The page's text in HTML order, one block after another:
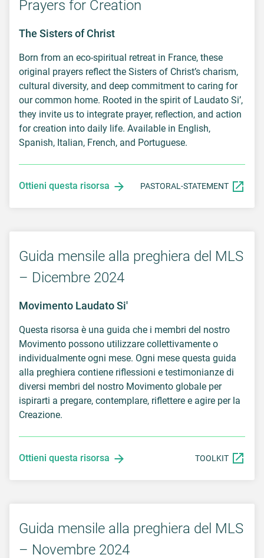
Prayers for Creation
The Sisters of Christ
Born from an eco-spiritual retreat in France, these
original prayers reflect the Sisters of Christ’s charism,
cultural diversity, and deep commitment to caring for
our common home. Rooted in the spirit of Laudato Si’,
they invite us to integrate prayer, reflection, and action
for creation into daily life. Available in English,
Spanish, Italian, French, and Portuguese.
Ottieni questa risorsa PASTORAL-STATEMENT
Guida mensile alla preghiera del MLS
– Dicembre 2024
Movimento Laudato Si'
Questa risorsa è una guida che i membri del nostro
Movimento possono utilizzare collettivamente o
individualmente ogni mese. Ogni mese questa guida
alla preghiera contiene riflessioni e testimonianze di
diversi membri del nostro Movimento globale per
ispirarti a pregare, contemplare, riflettere e agire per la
Creazione.
Ottieni questa risorsa TOOLKIT
Guida mensile alla preghiera del MLS
– Novembre 2024